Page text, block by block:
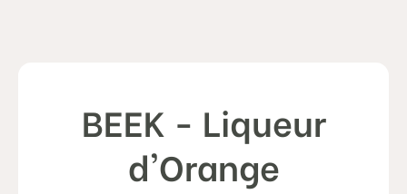
BEEK - Liqueur
d'Orange